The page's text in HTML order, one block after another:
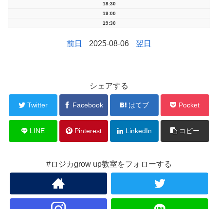
18:30
19:00
19:30
前日 2025-08-06 翌日
シェアする
Twitter Facebook はてブ Pocket
LINE Pinterest LinkedIn コピー
#ロジカgrow up教室をフォローする